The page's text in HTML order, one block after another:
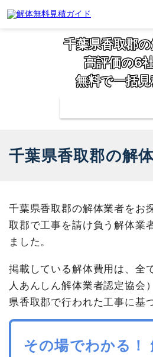
千葉県香取郡
高評価の6
無料で一括見
千葉県香取郡の解
千葉県香取郡の解体業者をお
取郡で工事を請け負う解体業
ました。
掲載している解体費用は、全
人あんしん解体業者認定協会
県香取郡で行われた工事に基
その場でわかる！